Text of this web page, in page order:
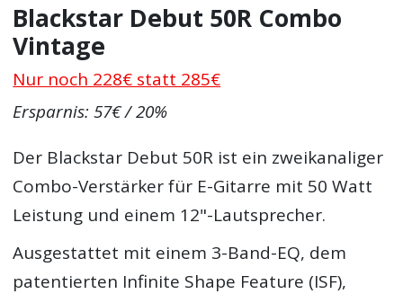
Blackstar Debut 50R Combo
Vintage
Nur noch 228€ statt 285€
Ersparnis: 57€ / 20%
Der Blackstar Debut 50R ist ein zweikanaliger
Combo-Verstärker für E-Gitarre mit 50 Watt
Leistung und einem 12"-Lautsprecher.
Ausgestattet mit einem 3-Band-EQ, dem
patentierten Infinite Shape Feature (ISF),